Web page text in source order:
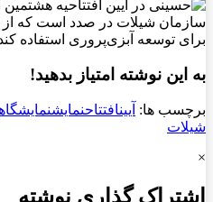
به این نوشته امتیاز بدهید!
برچسب ها: آیینافتتاحنمایش
شیلات
×
اشتراک گذاری نوشته